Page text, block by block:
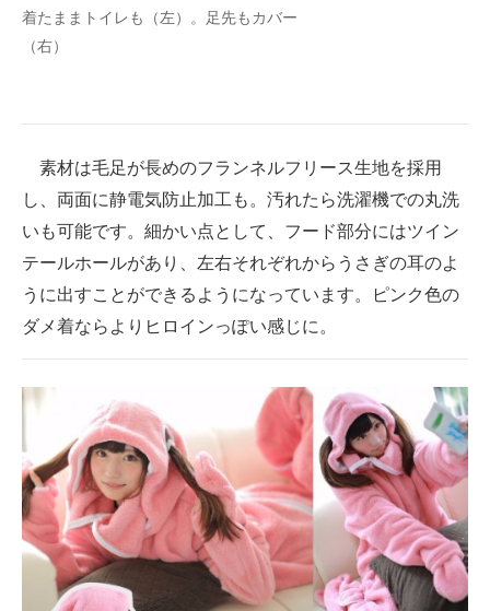
着たままトイレも（左）。足先もカバー
（右）
素材は毛足が長めのフランネルフリース生地を採用
し、両面に静電気防止加工も。汚れたら洗濯機での丸洗
いも可能です。細かい点として、フード部分にはツイン
テールホールがあり、左右それぞれからうさぎの耳のよ
うに出すことができるようになっています。ピンク色の
ダメ着ならよりヒロインっぽい感じに。